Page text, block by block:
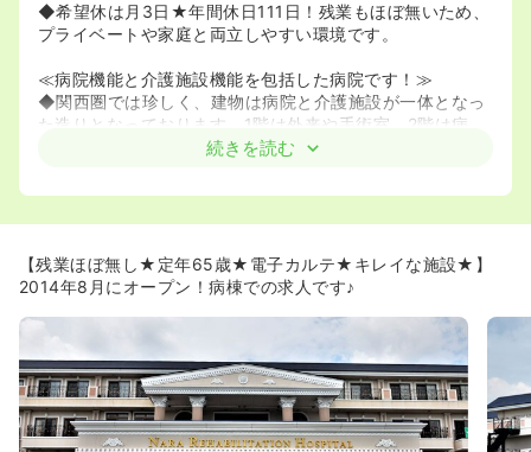
◆希望休は月3日★年間休日111日！残業もほぼ無いため、
プライベートや家庭と両立しやすい環境です。
≪病院機能と介護施設機能を包括した病院です！≫
◆関西圏では珍しく、建物は病院と介護施設が一体となっ
た造りとなっております。1階は外来や手術室、2階は病
棟、3階は介護老人保健施設、4階は住宅型有料老人ホーム
◆広々とした中庭が有り、外でリハビリを行うことが可能
外科いずれの患者様にも携わることが可能です！
続きを読む
【残業ほぼ無し★定年65歳★電子カルテ★キレイな施設★】
2014年8月にオープン！病棟での求人です♪